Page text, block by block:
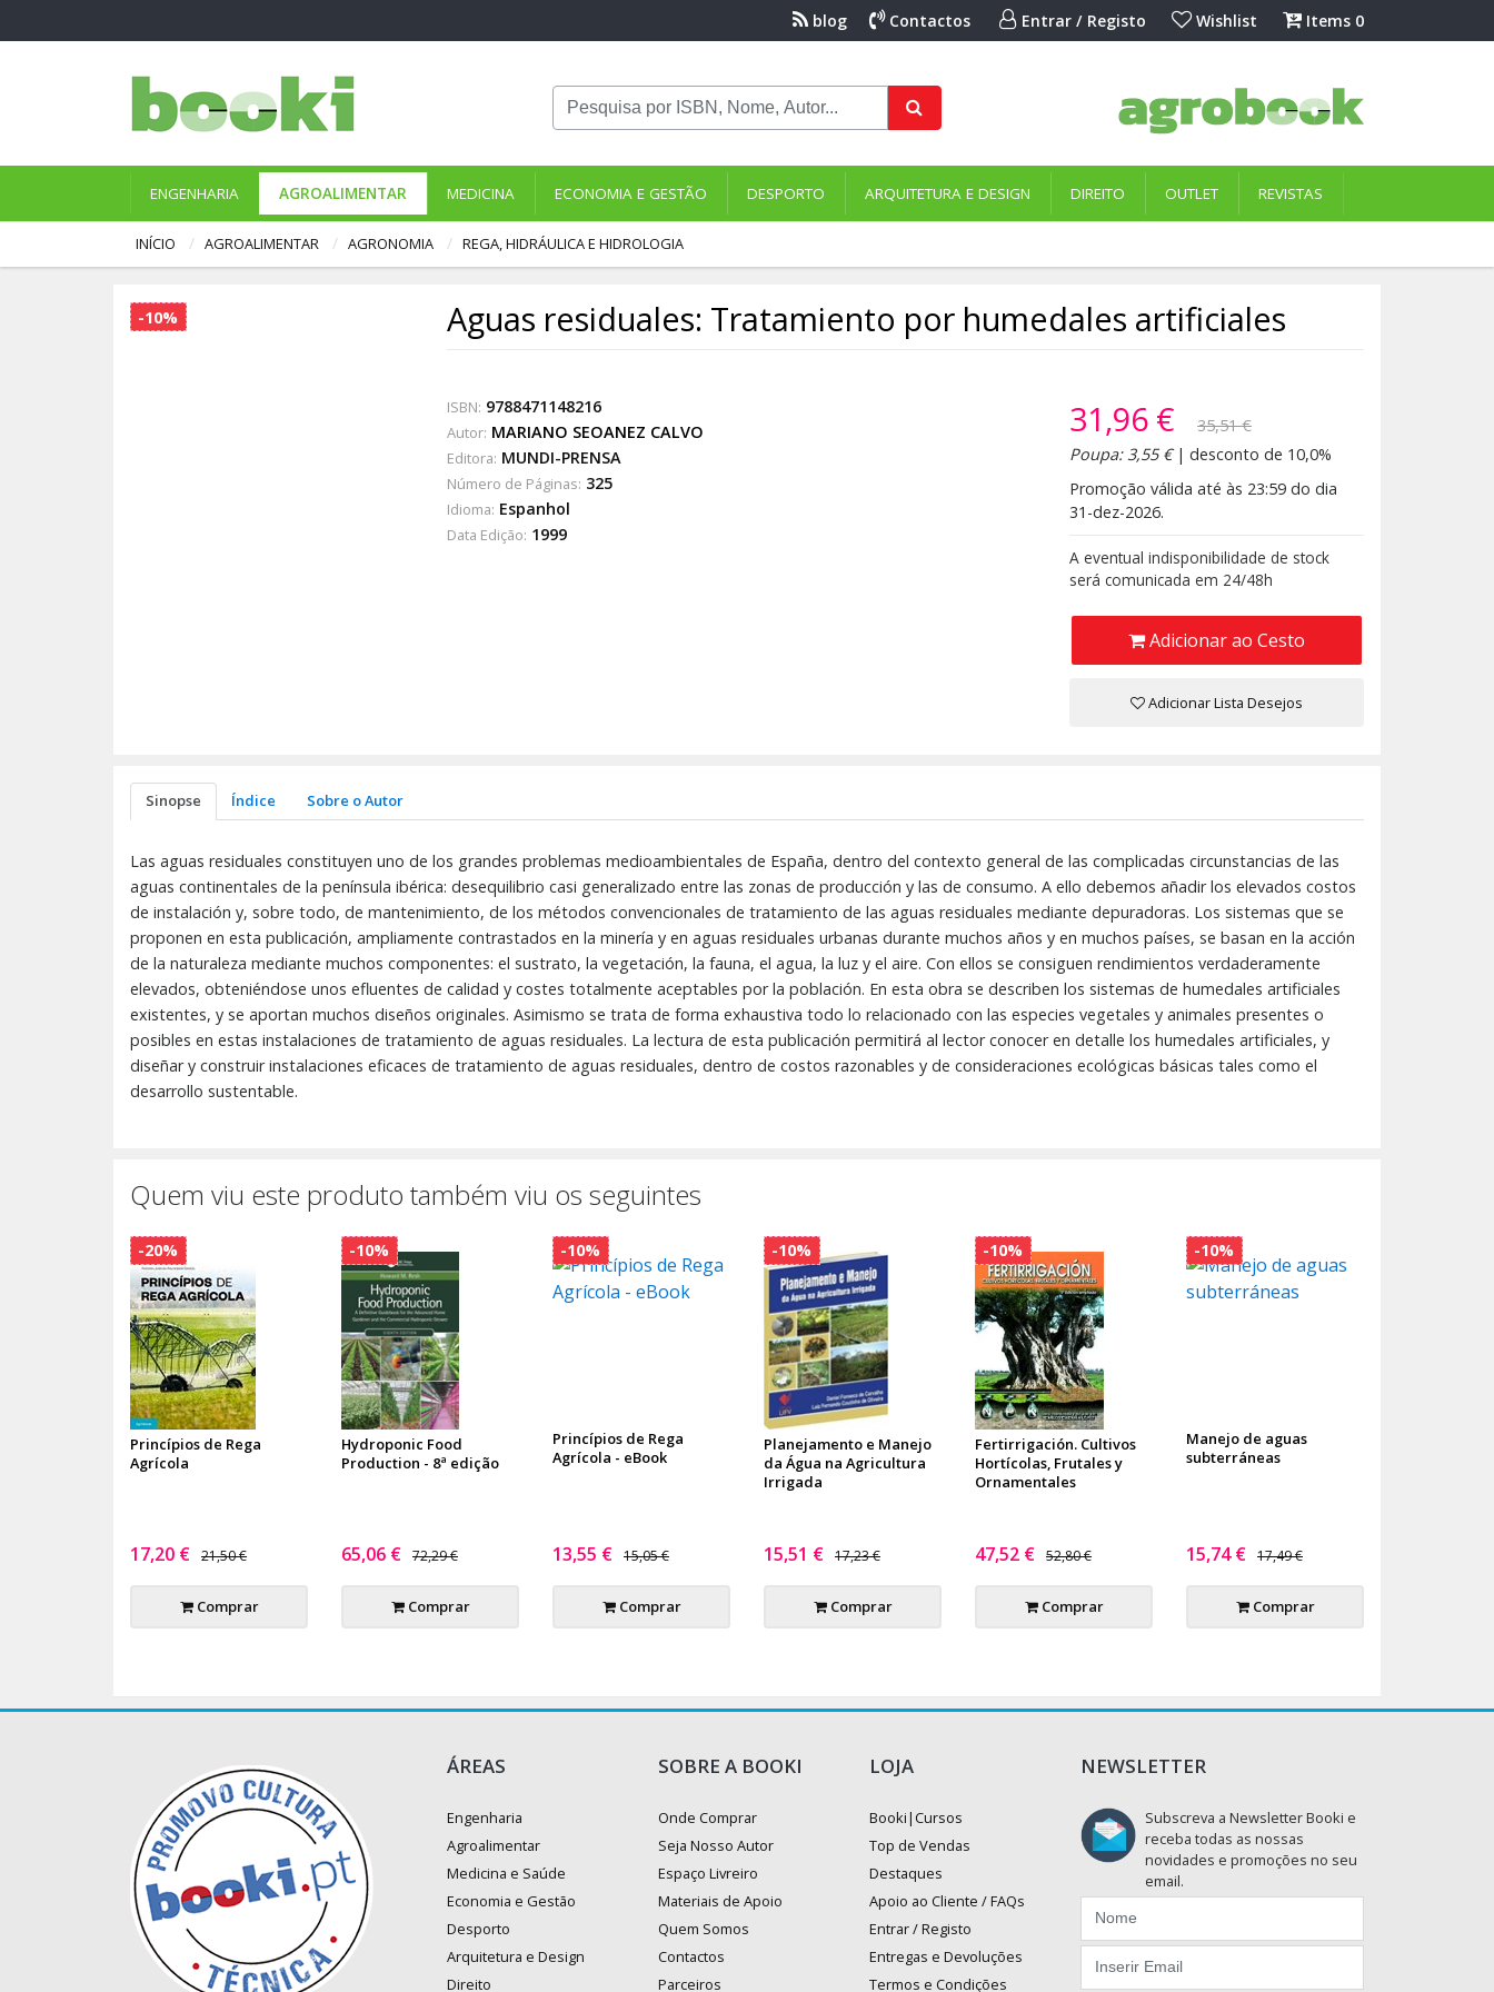
blog Contactos Entrar / Registo Wishlist Items 0
ENGENHARIA AGROALIMENTAR MEDICINA ECONOMIA E GESTÃO DESPORTO ARQUITETURA E DESIGN DIREITO OUTLET REVISTAS
INÍCIO AGROALIMENTAR AGRONOMIA REGA, HIDRÁULICA E HIDROLOGIA
-10% Aguas residuales: Tratamiento por humedales artificiales
ISBN: 9788471148216
Autor: MARIANO SEOANEZ CALVO
Editora: MUNDI-PRENSA
Número de Páginas: 325
Idioma: Espanhol
Data Edição: 1999
31,96 €
35,51 €
Poupa: 3,55 €| desconto de 10,0%
Promoção válida até às 23:59 do dia
31-dez-2026.
A eventual indisponibilidade de stock
será comunicada em 24/48h
Adicionar ao Cesto
Adicionar Lista Desejos
Sinopse Índice Sobre o Autor
Las aguas residuales constituyen uno de los grandes problemas medioambientales de España, dentro del contexto general de las complicadas circunstancias de las
aguas continentales de la península ibérica: desequilibrio casi generalizado entre las zonas de producción y las de consumo. A ello debemos añadir los elevados costos
de instalación y, sobre todo, de mantenimiento, de los métodos convencionales de tratamiento de las aguas residuales mediante depuradoras. Los sistemas que se
proponen en esta publicación, ampliamente contrastados en la minería y en aguas residuales urbanas durante muchos años y en muchos países, se basan en la acción
de la naturaleza mediante muchos componentes: el sustrato, la vegetación, la fauna, el agua, la luz y el aire. Con ellos se consiguen rendimientos verdaderamente
elevados, obteniéndose unos efluentes de calidad y costes totalmente aceptables por la población. En esta obra se describen los sistemas de humedales artificiales
existentes, y se aportan muchos diseños originales. Asimismo se trata de forma exhaustiva todo lo relacionado con las especies vegetales y animales presentes o
posibles en estas instalaciones de tratamiento de aguas residuales. La lectura de esta publicación permitirá al lector conocer en detalle los humedales artificiales, y
diseñar y construir instalaciones eficaces de tratamiento de aguas residuales, dentro de costos razonables y de consideraciones ecológicas básicas tales como el
desarrollo sustentable.
Quem viu este produto também viu os seguintes
Princípios de Rega
Agrícola
17,20 € 21,50 €
Comprar
-20%
Hydroponic Food
Production - 8ª edição
65,06 € 72,29 €
Comprar
-10%
Princípios de Rega
Agrícola - eBook
13,55 € 15,05 €
Comprar
-10%
Planejamento e Manejo
da Água na Agricultura
Irrigada
15,51 € 17,23 €
Comprar
-10%
Fertirrigación. Cultivos
Hortícolas, Frutales y
Ornamentales
47,52 € 52,80 €
Comprar
-10%
Manejo de aguas
subterráneas
15,74 € 17,49 €
Comprar
-10%
ÁREAS
Engenharia
Agroalimentar
Medicina e Saúde
Economia e Gestão
Desporto
Arquitetura e Design
Direito
SOBRE A BOOKI
Onde Comprar
Seja Nosso Autor
Espaço Livreiro
Materiais de Apoio
Quem Somos
Contactos
Parceiros
LOJA
Booki|Cursos
Top de Vendas
Destaques
Apoio ao Cliente / FAQs
Entrar / Registo
Entregas e Devoluções
Termos e Condições
NEWSLETTER
Subscreva a Newsletter Booki e
receba todas as nossas
novidades e promoções no seu
email.